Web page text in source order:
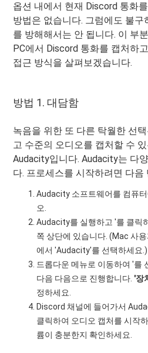
옵션 내에서 현재 Discord 통화
방법은 없습니다. 그럼에도 불
를 방해해서는 안 됩니다. 이 부
PC에서 Discord 통화를 캡처하
접근 방식을 살펴보겠습니다.
방법 1. 대담함
녹음을 위한 또 다른 탁월한 선
고 수준의 오디오를 캡처할 수
Audacity입니다. Audacity는 다
다. 프로세스를 시작하려면 다음
Audacity 소프트웨어를 컴퓨
오.
Audacity를 실행하고 '를 클릭
쪽 상단에 있습니다. (Mac 사
에서 'Audacity'를 선택하세요.)
드롭다운 메뉴로 이동하여 '를
다음 다음으로 진행합니다. '장
정하세요.
Discord 채널에 들어가서
클릭하여 오디오 캡처를 시작
륨이 충분한지 확인하세요.